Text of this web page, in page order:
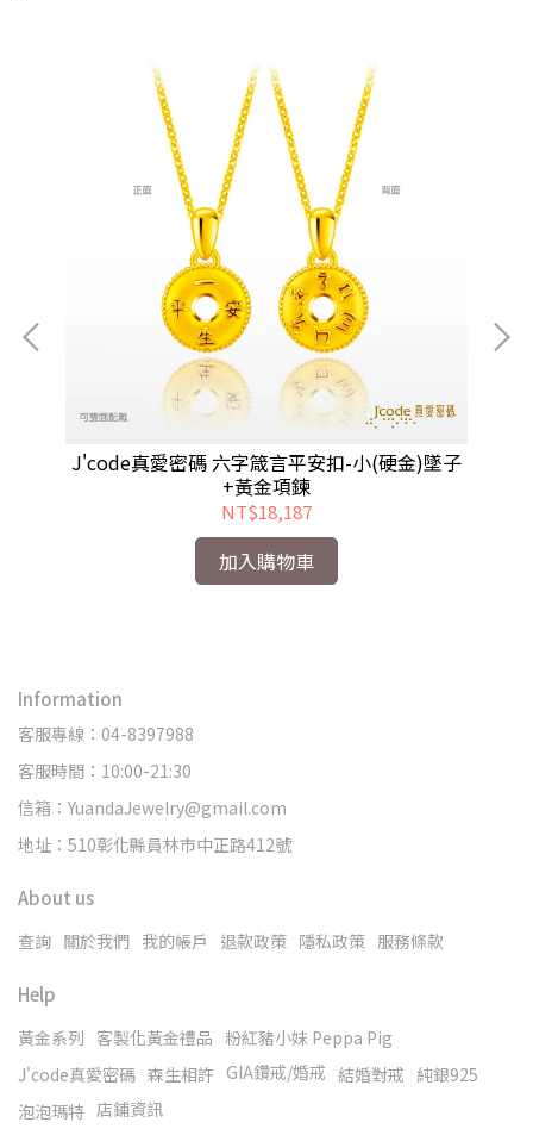
J'code真愛密碼 六字箴言平安扣-小(硬金)墜子
+黃金項鍊
NT$18,187
加入購物車
Information
客服專線：04-8397988
客服時間：10:00-21:30
信箱：YuandaJewelry@gmail.com
地址：510彰化縣員林市中正路412號
About us
查詢 關於我們 我的帳戶 退款政策 隱私政策 服務條款
Help
黃金系列 客製化黃金禮品 粉紅豬小妹 Peppa Pig
J'code真愛密碼 森生相許 GIA鑽戒/婚戒 結婚對戒 純銀925
泡泡瑪特 店鋪資訊